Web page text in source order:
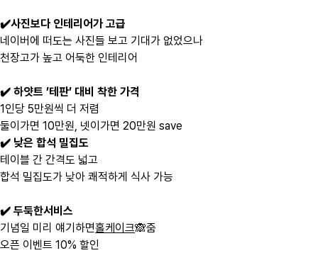
✔️사진보다 인테리어가 고급
네이버에 떠도는 사진들 보고 기대가 없었으나
천장고가 높고 어둑한 인테리어
✔️ 하얏트 ’테판’ 대비 착한 가격
1인당 5만원씩 더 저렴
둘이가면 10만원, 넷이가면 20만원 save
✔️ 낮은 합석 밀집도
테이블 간 간격도 넓고
합석 밀집도가 낮아 쾌적하게 식사 가능
✔️ 두둑한서비스
기념일 미리 얘기하면홀케이크🙈줌
오픈 이벤트 10% 할인